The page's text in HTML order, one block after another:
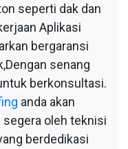
seperti dak dan
Aplikasi
bergaransi
senang
berkonsultasi.
anda akan
segera oleh teknisi
berdedikasi